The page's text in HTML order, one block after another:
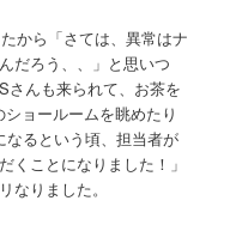
から「さては、異常はナ
だろう、、」と思いつ
さんも来られて、お茶を
ョールームを眺めたり
なるという頃、担当者が
くことになりました！」
なりました。